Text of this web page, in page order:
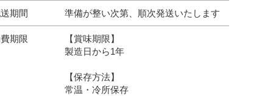
期間 準備が整い次第、順次発送いたします
期限
【賞味期限】
製造日から1年
【保存方法】
常温・冷所保存